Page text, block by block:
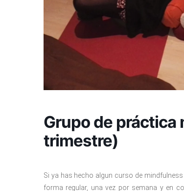
Grupo de
trimestre)
Si ya has hecho algun curso de
forma regular, una vez por semana y en